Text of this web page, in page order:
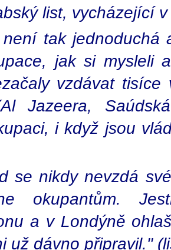
list, vycházející
není tak
jak si mysleli
vzdávat tisíce
Jazeera,
i když jsou
se nikdy nevzdá
okupantům.
a v Londýně
už dávno připravil."